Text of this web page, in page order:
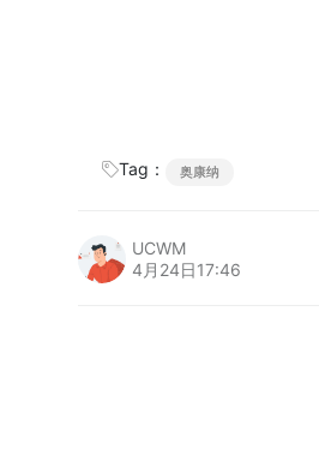
Tag： 奥康纳
UCWM
4月24日17:46